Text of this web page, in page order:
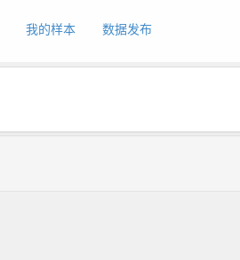
我的样本 数据发布